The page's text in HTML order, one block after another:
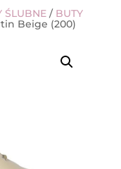
ŚLUBNE/ BUTY
Beige (200)